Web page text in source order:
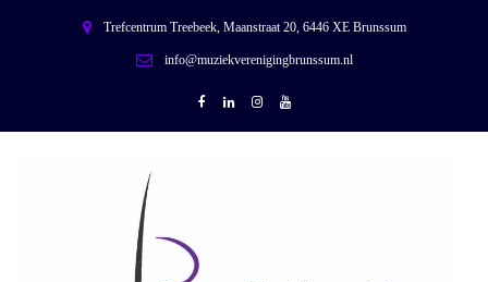
Trefcentrum Treebeek, Maanstraat 20, 6446 XE Brunssum
info@muziekverenigingbrunssum.nl